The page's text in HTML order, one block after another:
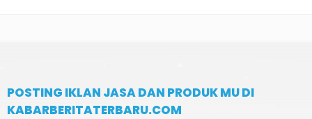
POSTING IKLAN JASA DAN PRODUK MU DI
KABARBERITATERBARU.COM